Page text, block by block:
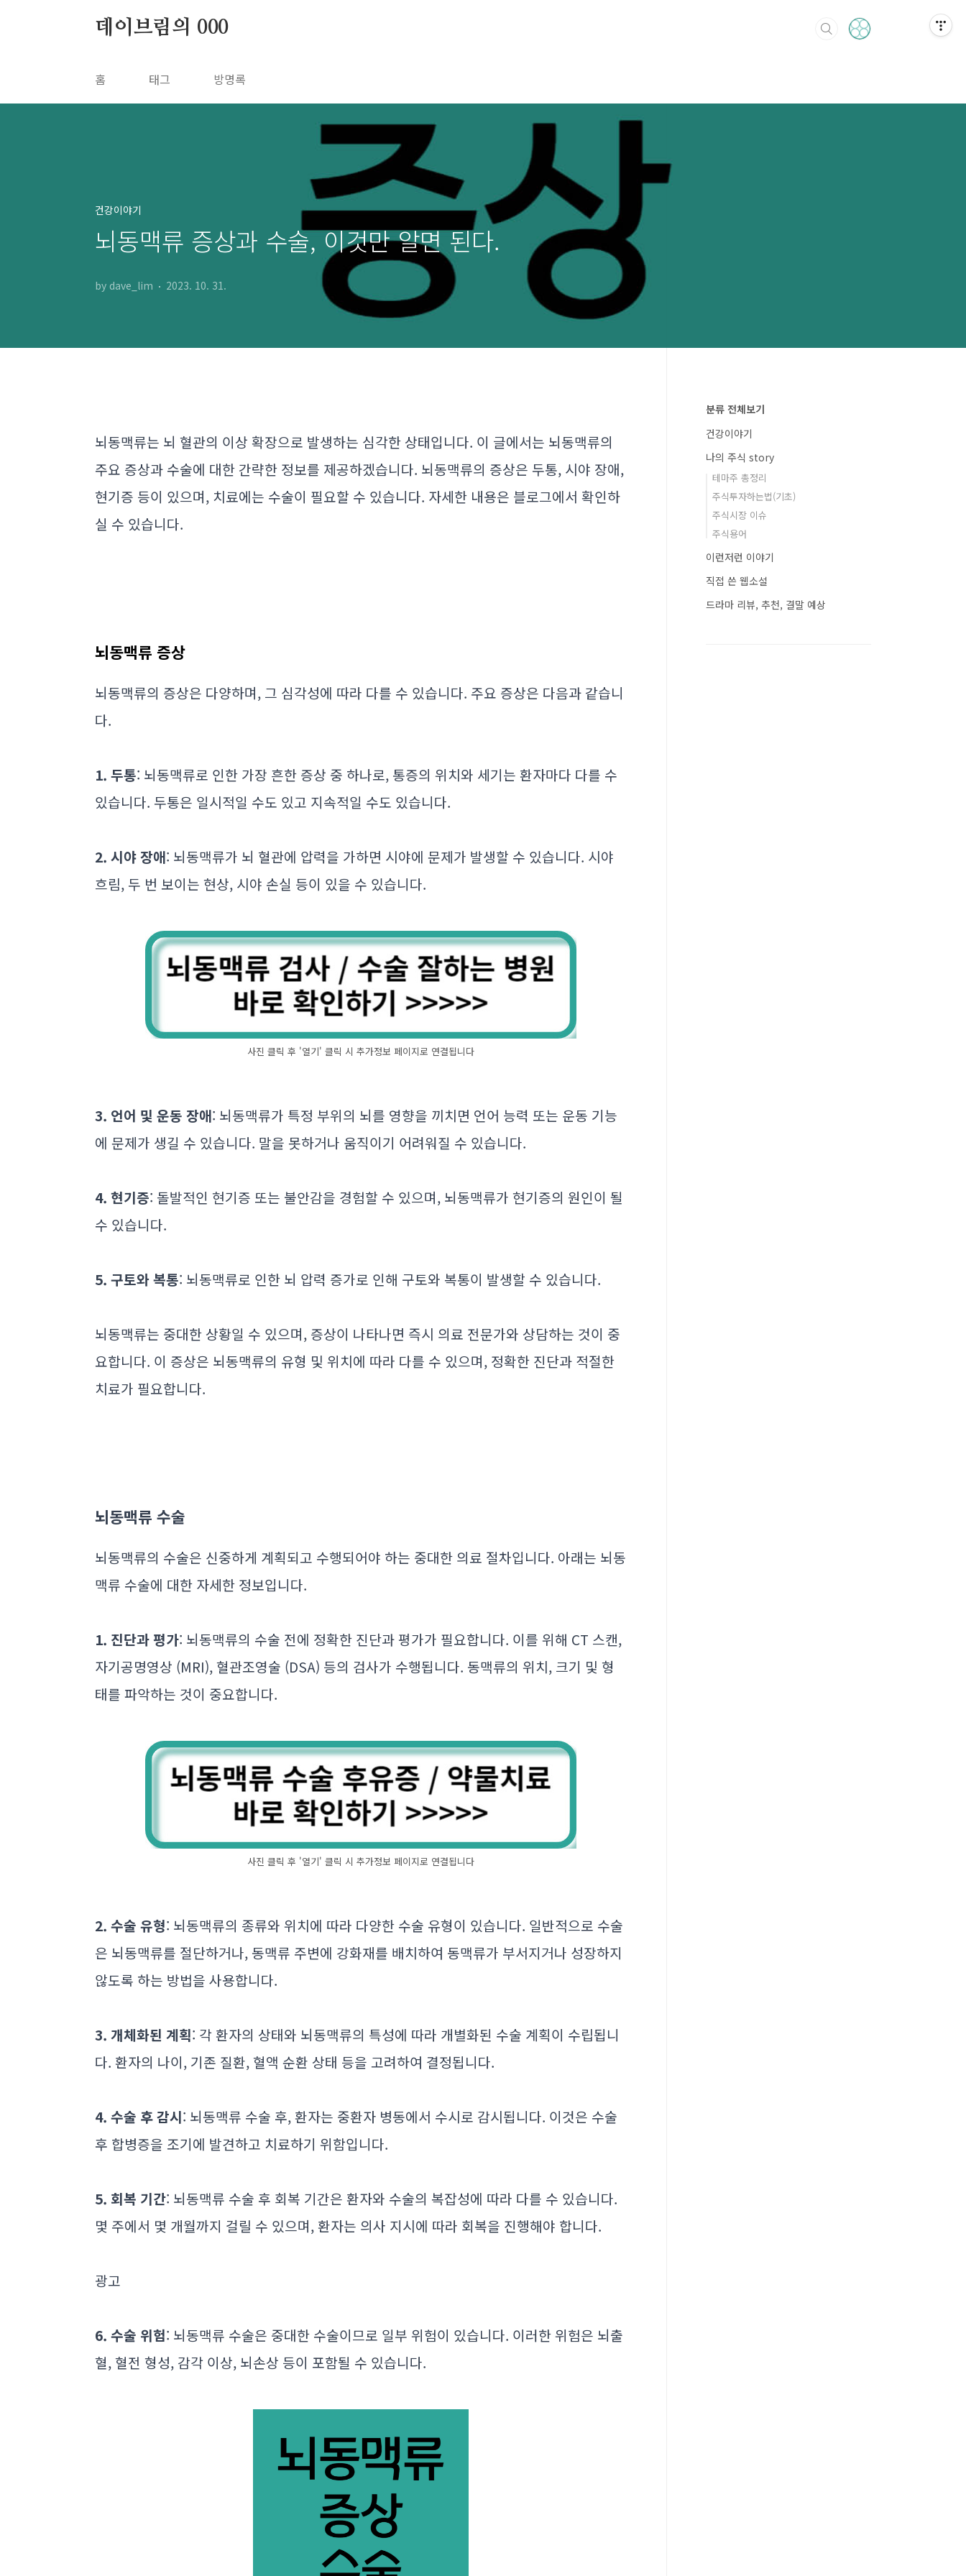
데이브림의 000
홈 태그 방명록
건강이야기
뇌동맥류 증상과 수술, 이것만 알면 된다.
by dave_lim 2023. 10. 31.
뇌동맥류는 뇌 혈관의 이상 확장으로 발생하는 심각한 상태입니다. 이 글에서는 뇌동맥류의
주요 증상과 수술에 대한 간략한 정보를 제공하겠습니다. 뇌동맥류의 증상은 두통, 시야 장애,
현기증 등이 있으며, 치료에는 수술이 필요할 수 있습니다. 자세한 내용은 블로그에서 확인하
실 수 있습니다.
뇌동맥류 증상
뇌동맥류의 증상은 다양하며, 그 심각성에 따라 다를 수 있습니다. 주요 증상은 다음과 같습니
다.
1. 두통: 뇌동맥류로 인한 가장 흔한 증상 중 하나로, 통증의 위치와 세기는 환자마다 다를 수
있습니다. 두통은 일시적일 수도 있고 지속적일 수도 있습니다.
2. 시야 장애: 뇌동맥류가 뇌 혈관에 압력을 가하면 시야에 문제가 발생할 수 있습니다. 시야
흐림, 두 번 보이는 현상, 시야 손실 등이 있을 수 있습니다.
사진 클릭 후 '열기' 클릭 시 추가정보 페이지로 연결됩니다
3. 언어 및 운동 장애: 뇌동맥류가 특정 부위의 뇌를 영향을 끼치면 언어 능력 또는 운동 기능
에 문제가 생길 수 있습니다. 말을 못하거나 움직이기 어려워질 수 있습니다.
4. 현기증: 돌발적인 현기증 또는 불안감을 경험할 수 있으며, 뇌동맥류가 현기증의 원인이 될
수 있습니다.
5. 구토와 복통: 뇌동맥류로 인한 뇌 압력 증가로 인해 구토와 복통이 발생할 수 있습니다.
뇌동맥류는 중대한 상황일 수 있으며, 증상이 나타나면 즉시 의료 전문가와 상담하는 것이 중
요합니다. 이 증상은 뇌동맥류의 유형 및 위치에 따라 다를 수 있으며, 정확한 진단과 적절한
치료가 필요합니다.
뇌동맥류 수술
뇌동맥류의 수술은 신중하게 계획되고 수행되어야 하는 중대한 의료 절차입니다. 아래는 뇌동
맥류 수술에 대한 자세한 정보입니다.
1. 진단과 평가: 뇌동맥류의 수술 전에 정확한 진단과 평가가 필요합니다. 이를 위해 CT 스캔,
자기공명영상 (MRI), 혈관조영술 (DSA) 등의 검사가 수행됩니다. 동맥류의 위치, 크기 및 형
태를 파악하는 것이 중요합니다.
사진 클릭 후 '열기' 클릭 시 추가정보 페이지로 연결됩니다
2. 수술 유형: 뇌동맥류의 종류와 위치에 따라 다양한 수술 유형이 있습니다. 일반적으로 수술
은 뇌동맥류를 절단하거나, 동맥류 주변에 강화재를 배치하여 동맥류가 부서지거나 성장하지
않도록 하는 방법을 사용합니다.
3. 개체화된 계획: 각 환자의 상태와 뇌동맥류의 특성에 따라 개별화된 수술 계획이 수립됩니
다. 환자의 나이, 기존 질환, 혈액 순환 상태 등을 고려하여 결정됩니다.
4. 수술 후 감시: 뇌동맥류 수술 후, 환자는 중환자 병동에서 수시로 감시됩니다. 이것은 수술
후 합병증을 조기에 발견하고 치료하기 위함입니다.
5. 회복 기간: 뇌동맥류 수술 후 회복 기간은 환자와 수술의 복잡성에 따라 다를 수 있습니다.
몇 주에서 몇 개월까지 걸릴 수 있으며, 환자는 의사 지시에 따라 회복을 진행해야 합니다.
광고
6. 수술 위험: 뇌동맥류 수술은 중대한 수술이므로 일부 위험이 있습니다. 이러한 위험은 뇌출
혈, 혈전 형성, 감각 이상, 뇌손상 등이 포함될 수 있습니다.
분류 전체보기
건강이야기
나의 주식 story
테마주 총정리
주식투자하는법(기초)
주식시장 이슈
주식용어
이런저런 이야기
직접 쓴 웹소설
드라마 리뷰, 추천, 결말 예상